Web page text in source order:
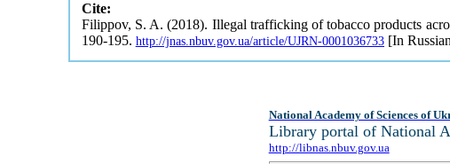
Cite:
Filippov, S. A. (2018). Illegal trafficking of tobacco products
190-195. http://jnas.nbuv.gov.ua/article/UJRN-0001036733[In
National Academy of Sciences of
Library portal of National
http://libnas.nbuv.gov.ua